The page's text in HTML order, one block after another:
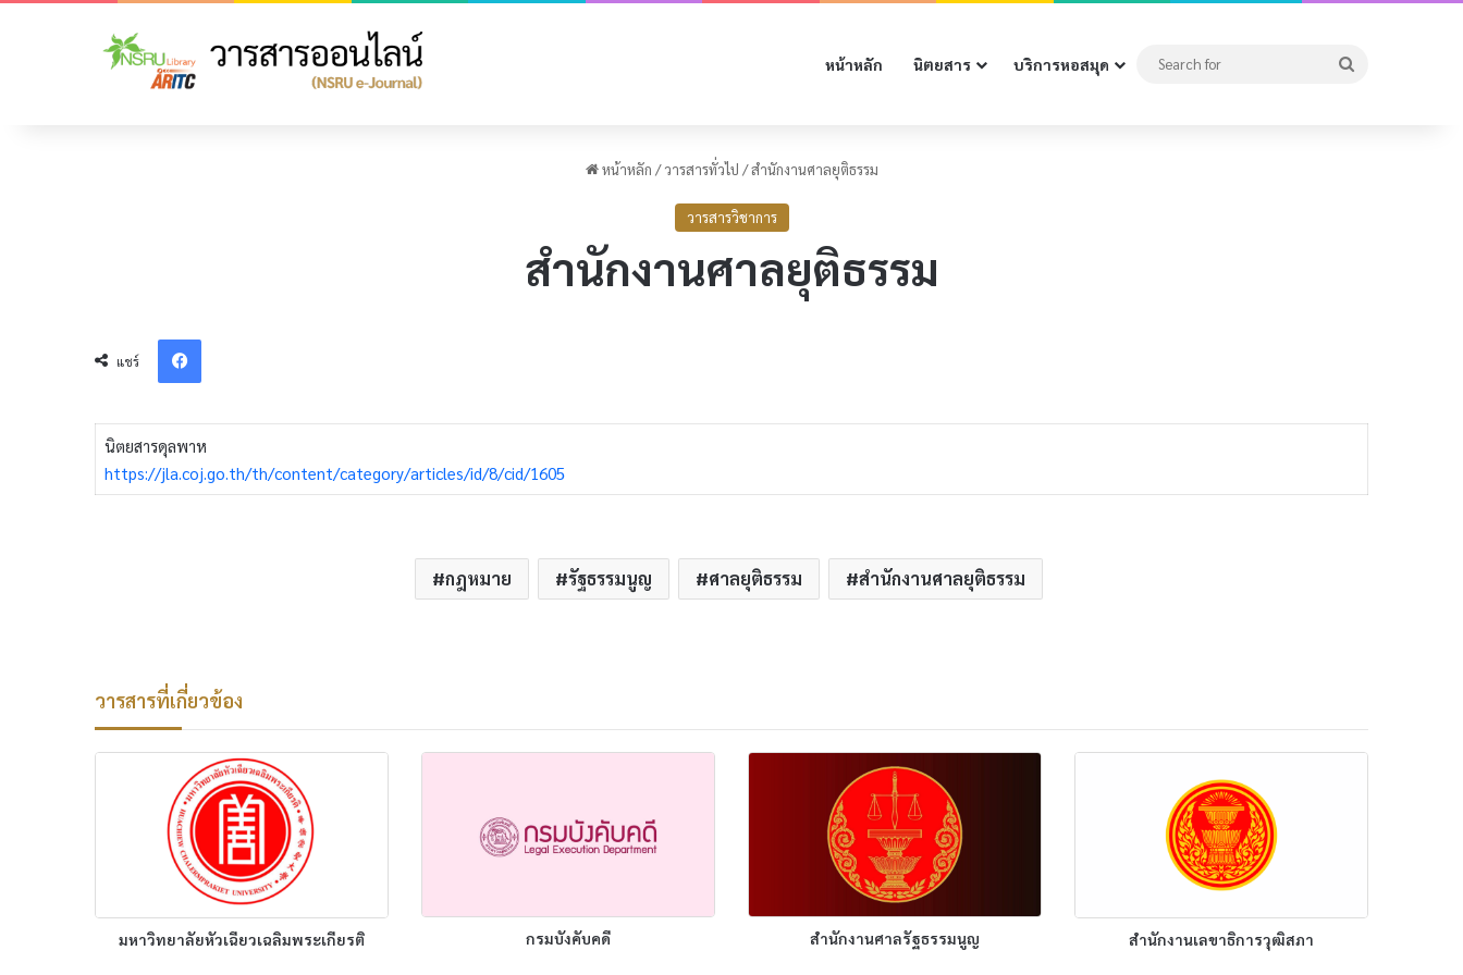
หน้าหลัก นิตยสาร บริการหอสมุด
หน้าหลัก / วารสารทั่วไป / สำนักงานศาลยุติธรรม
วารสารวิชาการ
สำนักงานศาลยุติธรรม
แชร์
Facebook
นิตยสารดุลพาห
https://jla.coj.go.th/th/content/category/articles/id/8/cid/1605
กฎหมาย รัฐธรรมนูญ ศาลยุติธรรม สำนักงานศาลยุติธรรม
วารสารที่เกี่ยวข้อง
มหาวิทยาลัยหัวเฉียวเฉลิมพระเกียรติ กรมบังคับคดี สำนักงานศาลรัฐธรรมนูญ สํานักงานเลขาธิการวุฒิสภา